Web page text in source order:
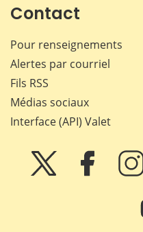
Contact
Pour renseignements
Alertes par courriel
Fils RSS
Médias sociaux
Interface (API) Valet